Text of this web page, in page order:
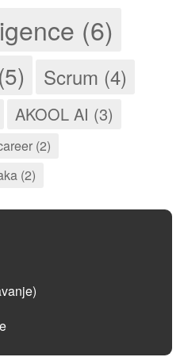
(6)
Scrum (4)
AKOOL AI (3)
(2)
(2)